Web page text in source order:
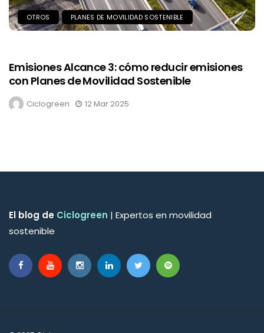
OTROS PLANES DE MOVILIDAD SOSTENIBLE
Emisiones Alcance 3: cómo reducir emisiones
con Planes de Movilidad Sostenible
Ciclogreen 12 Mar 2025
El blog de Ciclogreen | Expertos en movilidad
sostenible